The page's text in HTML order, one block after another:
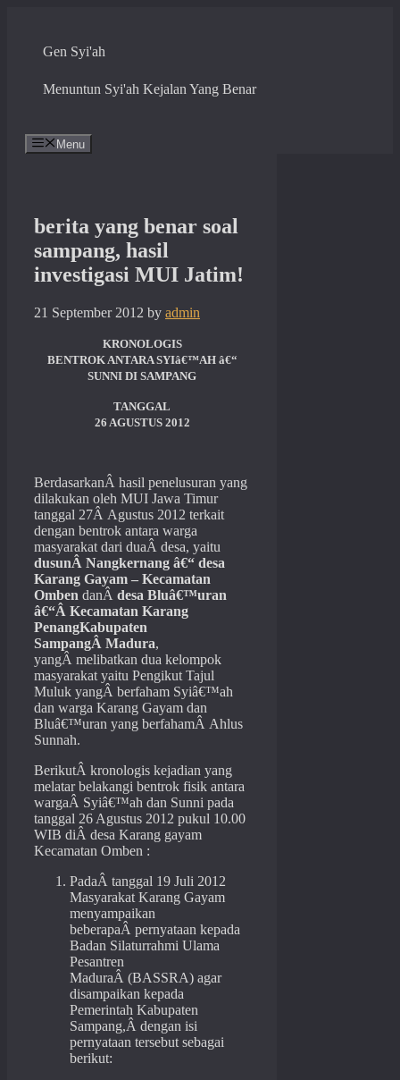
contentGen Syi'ah
Menuntun Syi'ah Kejalan Yang Benar
Menu
berita yang benar soal
sampang, hasil
investigasi MUI Jatim!
21 September 2012 by admin
KRONOLOGIS
BENTROK ANTARA SYIâ€™AH â€“
SUNNI DI SAMPANG
TANGGAL
26 AGUSTUS 2012
BerdasarkanÂ hasil penelusuran yang
dilakukan oleh MUI Jawa Timur
tanggal 27Â Agustus 2012 terkait
dengan bentrok antara warga
masyarakat dari duaÂ desa, yaitu
dusunÂ Nangkernang â€“ desa
Karang Gayam – Kecamatan
Omben danÂ desa Bluâ€™uran
â€“Â Kecamatan Karang
PenangKabupaten
SampangÂ Madura,
yangÂ melibatkan dua kelompok
masyarakat yaitu Pengikut Tajul
Muluk yangÂ berfaham Syiâ€™ah
dan warga Karang Gayam dan
Bluâ€™uran yang berfahamÂ Ahlus
Sunnah.
BerikutÂ kronologis kejadian yang
melatar belakangi bentrok fisik antara
wargaÂ Syiâ€™ah dan Sunni pada
tanggal 26 Agustus 2012 pukul 10.00
WIB diÂ desa Karang gayam
Kecamatan Omben :
PadaÂ tanggal 19 Juli 2012
Masyarakat Karang Gayam
menyampaikan
beberapaÂ pernyataan kepada
Badan Silaturrahmi Ulama
Pesantren
MaduraÂ (BASSRA) agar
disampaikan kepada
Pemerintah Kabupaten
Sampang,Â dengan isi
pernyataan tersebut sebagai
berikut: